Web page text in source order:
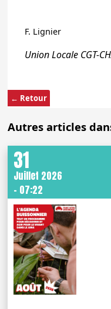
← Retour
F. Lignier
Union Locale CGT-
Autres articles
31
Juillet 2026
- 07:22